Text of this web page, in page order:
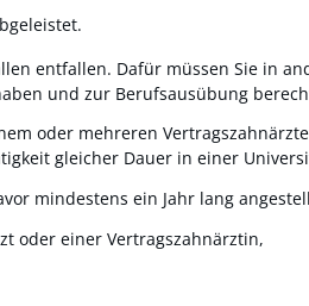
entfallen. Dafür müssen Sie in
und zur Berufsausübung
oder mehreren
gleicher Dauer in einer
mindestens ein Jahr lang
oder einer Vertragszahnärztin,